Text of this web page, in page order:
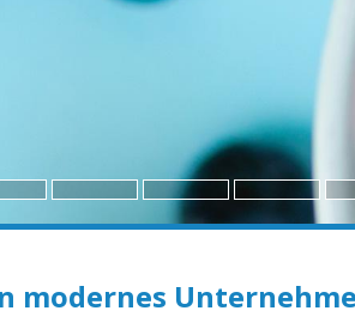
und
Emotionen
modernes